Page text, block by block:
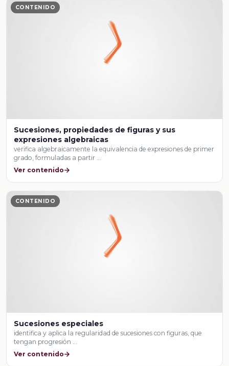
CONTENIDO
Sucesiones, propiedades de figuras y sus
expresiones algebraicas
verifica algebraicamente la equivalencia de expresiones de primer
grado, formuladas a partir …
Ver contenido
CONTENIDO
Sucesiones especiales
identifica y aplica la regularidad de sucesiones con figuras, que
tengan progresión …
Ver contenido